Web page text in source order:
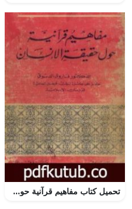
تحميل كتاب مفاهيم قرآنية حول حقيقة الإنسان PDF تأليف فاروق أحمد الدسوقي مجانا [كامل]